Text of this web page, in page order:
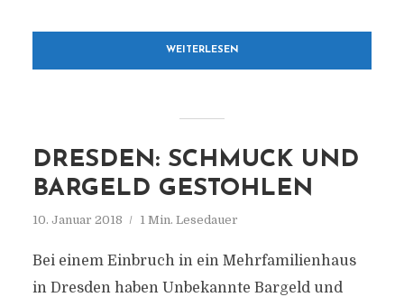
WEITERLESEN
DRESDEN: SCHMUCK UND
BARGELD GESTOHLEN
10. Januar 2018 1 Min. Lesedauer
Bei einem Einbruch in ein Mehrfamilienhaus
in Dresden haben Unbekannte Bargeld und